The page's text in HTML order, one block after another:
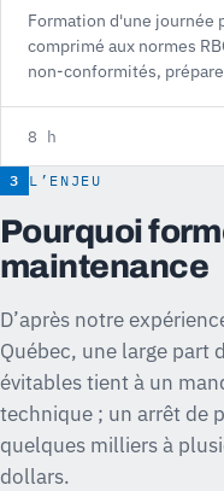
Formation d'une journée
comprimé aux normes
non-conformités,
8 h
3 L’ENJEU
Pourquoi
maintenance
D’après notre
Québec, une large part
évitables tient à un
technique ; un arrêt de
quelques milliers à
dollars.